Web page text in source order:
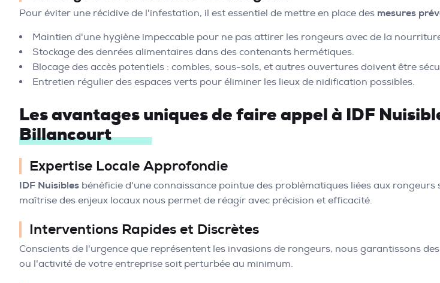
Pour éviter une récidive de l'infestation, il est essentiel de mettre en place des mesures
Maintien d'une hygiène impeccable pour ne pas attirer les rongeurs avec de la
Stockage des denrées alimentaires dans des contenants hermétiques.
Blocage des accès potentiels : combles, sous-sols, et autres ouvertures doivent être
Entretien régulier des espaces verts pour éliminer les lieux de nidification possibles.
Les avantages uniques de faire appel à IDF
Billancourt
Expertise Locale Approfondie
IDF Nuisibles bénéficie d'une connaissance pointue des problématiques liées aux rongeurs
maîtrise des enjeux locaux nous permet de réagir avec précision et efficacité.
Interventions Rapides et Discrètes
Conscients de l'urgence que représentent les invasions de rongeurs, nous garantissons
ou l'activité de votre entreprise soit perturbée au minimum.